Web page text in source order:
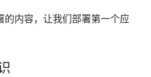
的内容，让我们部署第一个应